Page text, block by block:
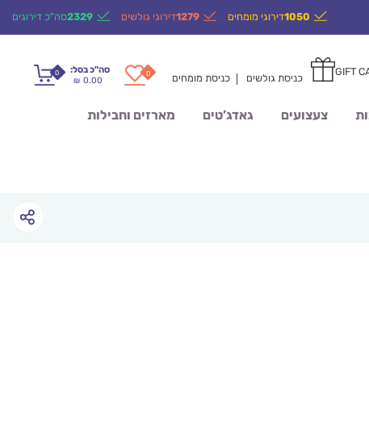
1050דירוגי מומחים 1279דירוגי גולשים 2329סה"כ דירוגים
GIFT כניסת גולשים כניסת מומחים 0
0 סה"כ בסל:
₪ 0.00
צעצועים גאדג’טים מארזים וחבילות